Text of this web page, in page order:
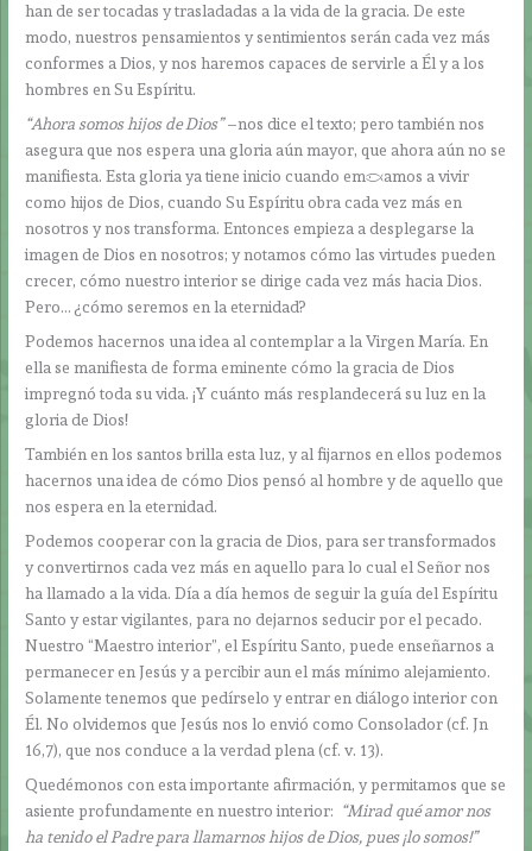
han de ser tocadas y trasladadas a la vida de la gracia. De este
modo, nuestros pensamientos y sentimientos serán cada vez más
conformes a Dios, y nos haremos capaces de servirle a Él y a los
hombres en Su Espíritu.
“Ahora somos hijos de Dios”­–nos dice el texto; pero también nos
asegura que nos espera una gloria aún mayor, que ahora aún no se
manifiesta. Esta gloria ya tiene inicio cuando empezamos a vivir
como hijos de Dios, cuando Su Espíritu obra cada vez más en
nosotros y nos transforma. Entonces empieza a desplegarse la
imagen de Dios en nosotros; y notamos cómo las virtudes pueden
crecer, cómo nuestro interior se dirige cada vez más hacia Dios.
Pero… ¿cómo seremos en la eternidad?
Podemos hacernos una idea al contemplar a la Virgen María. En
ella se manifiesta de forma eminente cómo la gracia de Dios
impregnó toda su vida. ¡Y cuánto más resplandecerá su luz en la
gloria de Dios!
También en los santos brilla esta luz, y al fijarnos en ellos podemos
hacernos una idea de cómo Dios pensó al hombre y de aquello que
nos espera en la eternidad.
Podemos cooperar con la gracia de Dios, para ser transformados
y convertirnos cada vez más en aquello para lo cual el Señor nos
ha llamado a la vida. Día a día hemos de seguir la guía del Espíritu
Santo y estar vigilantes, para no dejarnos seducir por el pecado.
Nuestro “Maestro interior”, el Espíritu Santo, puede enseñarnos a
permanecer en Jesús y a percibir aun el más mínimo alejamiento.
Solamente tenemos que pedírselo y entrar en diálogo interior con
Él. No olvidemos que Jesús nos lo envió como Consolador (cf. Jn
16,7), que nos conduce a la verdad plena (cf. v. 13).
Quedémonos con esta importante afirmación, y permitamos que se
asiente profundamente en nuestro interior: “Mirad qué amor nos
ha tenido el Padre para llamarnos hijos de Dios, pues ¡lo somos!”